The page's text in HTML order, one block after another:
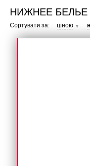
НИЖНЕЕ БЕЛЬЕ
Сортувати за: ціною ▼